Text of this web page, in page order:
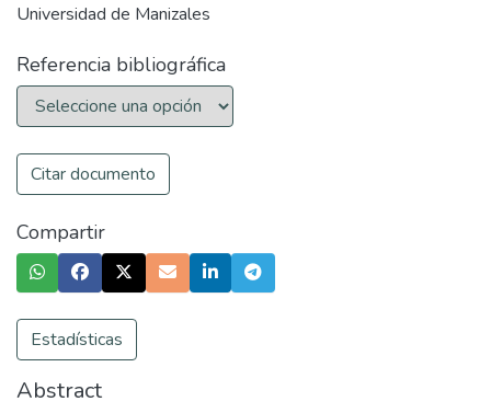
Universidad de Manizales
Referencia bibliográfica
Citar documento
Compartir
Estadísticas
Abstract